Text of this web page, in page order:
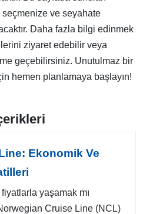
ve seyahate
Daha fazla bilgi edinmek
ziyaret edebilir veya
geçebilirsiniz. Unutulmaz bir
hemen planlamaya başlayın!
Ekonomik Ve
yaşamak mı
Cruise Line (NCL)